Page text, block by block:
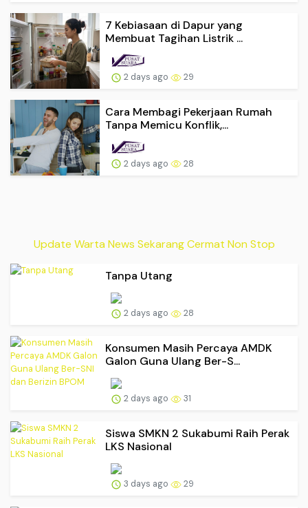
7 Kebiasaan di Dapur yang
Membuat Tagihan Listrik ...
2 days ago 29
Cara Membagi Pekerjaan Rumah
Tanpa Memicu Konflik,...
2 days ago 28
Update Warta News Sekarang Cermat Non Stop
Tanpa Utang
2 days ago 28
Konsumen Masih Percaya AMDK
Galon Guna Ulang Ber-S...
2 days ago 31
Siswa SMKN 2 Sukabumi Raih Perak
LKS Nasional
3 days ago 29